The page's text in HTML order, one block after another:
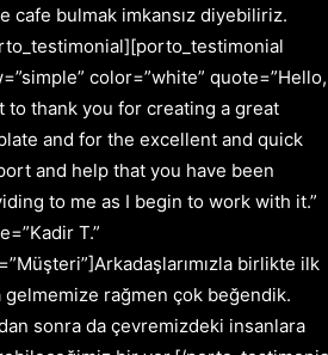
cafe bulmak imkansız diyebiliriz.
color=”white”
to thank you for creating a great
and for the excellent and quick
and help that you have been
to me as I begin to work with it.”
T.”
birlikte ilk
gelmemize rağmen çok beğendik.
sonra da çevremizdeki insanlara